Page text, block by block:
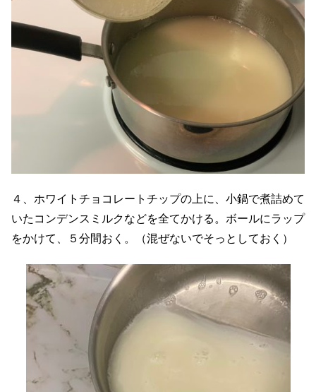
４、ホワイトチョコレートチップの上に、小鍋で煮詰めて
いたコンデンスミルクなどを全てかける。ボールにラップ
をかけて、５分間おく。（混ぜないでそっとしておく）